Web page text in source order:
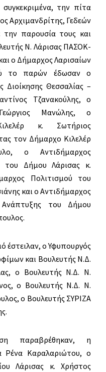
την πίτα
Αρχιμανδρίτης, Γεδεών
παρουσία τους και
Ν. Λάρισας ΠΑΣΟΚ-
ο Δήμαρχος Λαρισαίων
το παρών έδωσαν ο
Διοίκησης Θεσσαλίας –
Τζανακούλης, ο
Μανώλης, ο
κ. Σωτήριος
τον Δήμαρχο Κιλελέρ
ο Αντιδήμαρχος
του Δήμου Λάρισας κ.
Πολιτισμού του
και ο Αντιδήμαρχος
Ανάπτυξης του Δήμου
έστειλαν, o Υφυπουργός
και Bουλευτής Ν.Δ.
ο Βουλευτής Ν.Δ. Ν.
ο Βουλευτής Ν.Δ. Ν.
ο Βουλευτής ΣΥΡΙΖΑ
παραβρέθηκαν, η
Ρένα Καραλαριώτου, ο
Λάρισας κ. Χρήστος